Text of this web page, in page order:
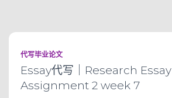
代写毕业论文
Essay代写｜Research Essay
Assignment 2 week 7